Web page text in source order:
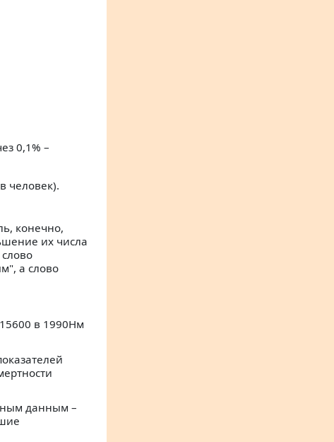
0,1% –
человек).
конечно,
их числа
а слово
в 1990Нм
данным –